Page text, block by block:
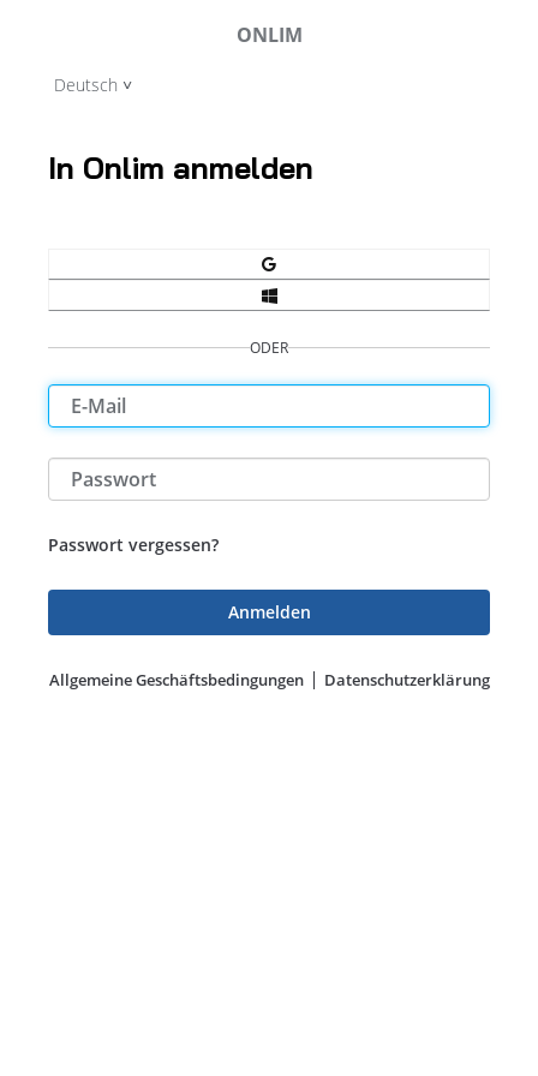
ONLIM
Deutsch
In Onlim anmelden
ODER
Passwort vergessen?
Allgemeine Geschäftsbedingungen Datenschutzerklärung